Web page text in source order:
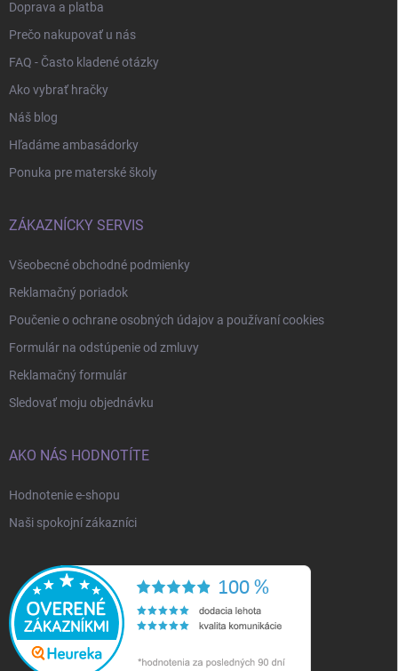
Doprava a platba
Prečo nakupovať u nás
FAQ - Často kladené otázky
Ako vybrať hračky
Náš blog
Hľadáme ambasádorky
Ponuka pre materské školy
ZÁKAZNÍCKY SERVIS
Všeobecné obchodné podmienky
Reklamačný poriadok
Poučenie o ochrane osobných údajov a používaní cookies
Formulár na odstúpenie od zmluvy
Reklamačný formulár
Sledovať moju objednávku
AKO NÁS HODNOTÍTE
Hodnotenie e-shopu
Naši spokojní zákazníci